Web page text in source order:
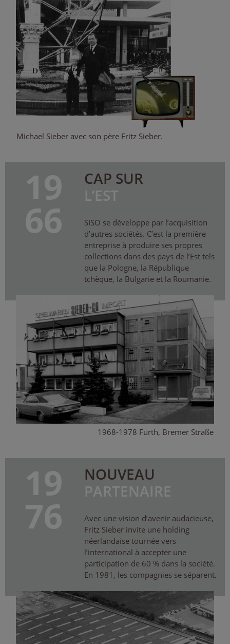
Michael Sieber avec son père Fritz Sieber.
19
66
CAP SUR
L’EST
SISO se développe par l’acquisition
d’autres sociétés. C’est la première
entreprise à produire ses propres
collections dans des pays de l’Est tels
que la Pologne, la République
tchèque, la Bulgarie et la Roumanie.
1968-1978 Fürth, Bremer Straße
19
76
NOUVEAU
PARTENAIRE
Avec une vision d’avenir audacieuse,
Fritz Sieber invite une holding
néerlandaise tournée vers
l’international à accepter une
participation de 60 % dans la société.
En 1981, les compagnies se séparent.